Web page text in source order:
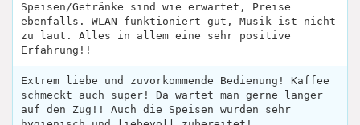
Speisen/Getränke sind wie erwartet, Preise
ebenfalls. WLAN funktioniert gut, Musik ist nicht
zu laut. Alles in allem eine sehr positive
Erfahrung!!
Extrem liebe und zuvorkommende Bedienung! Kaffee
schmeckt auch super! Da wartet man gerne länger
auf den Zug!! Auch die Speisen wurden sehr